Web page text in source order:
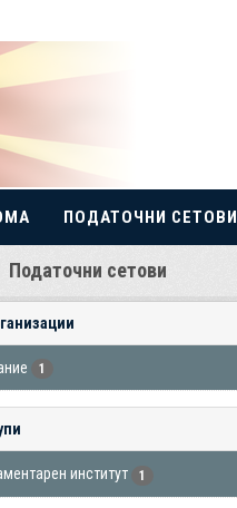
ПОДАТОЧНИ СЕТОВИ
Податочни сетови
1
институт 1